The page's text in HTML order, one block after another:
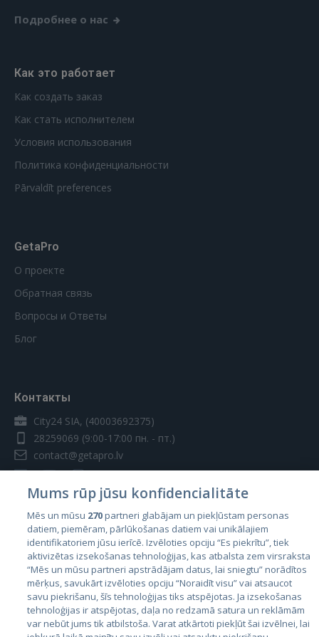
Подробнее о нас
Как это работает
Как создать заказ
Как стать исполнителем
Условия использования
Политика конфиденциальности
Pārvaldīt preferences
GetaPro
О проекте
Обратная связь
Вопросы и Ответы
Блог
Контакты
City24 SIA, (40003692375)
28259069 (9:00-17:00 пн. - пт.)
contact@getapro.lv
Страны
Эстония
Латвия
Литва
Mums rūp jūsu konfidencialitāte
Mēs un mūsu 270partneri glabājam un piekļūstam personas
datiem, piemēram, pārlūkošanas datiem vai unikālajiem
identifikatoriem jūsu ierīcē. Izvēloties opciju “Es piekrītu”, tiek
aktivizētas izsekošanas tehnoloģijas, kas atbalsta zem virsraksta
“Mēs un mūsu partneri apstrādājam datus, lai sniegtu” norādītos
mērķus, savukārt izvēloties opciju “Noraidīt visu” vai atsaucot
savu piekrišanu, šīs tehnoloģijas tiks atspējotas. Ja izsekošanas
tehnoloģijas ir atspējotas, daļa no redzamā satura un reklāmām
var nebūt jums tik atbilstoša. Varat atkārtoti piekļūt šai izvēlnei, lai